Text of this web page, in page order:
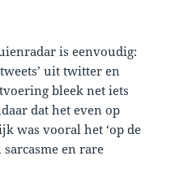
is eenvoudig:
uit twitter en
bleek net iets
dat het even op
was vooral het ‘op de
en rare